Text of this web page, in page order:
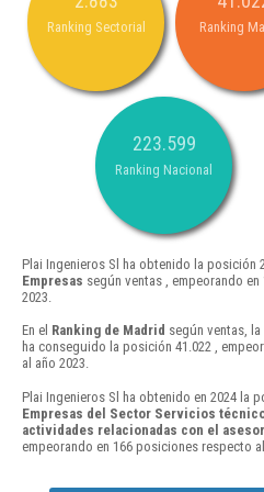
Ranking Sectorial Ranking
223.599
Ranking Nacional
Plai Ingenieros Sl ha obtenido la posición
Empresas según ventas , empeorando
2023.
En el Ranking de Madrid según ventas,
ha conseguido la posición 41.022 ,
al año 2023.
Plai Ingenieros Sl ha obtenido en 2024 la
Empresas del Sector Servicios
actividades relacionadas con el
empeorando en 166 posiciones respecto al